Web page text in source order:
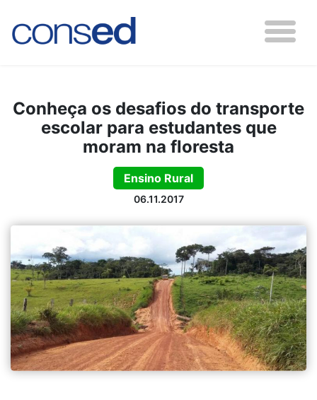
Conheça os desafios do transporte
escolar para estudantes que
moram na floresta
Ensino Rural
06.11.2017